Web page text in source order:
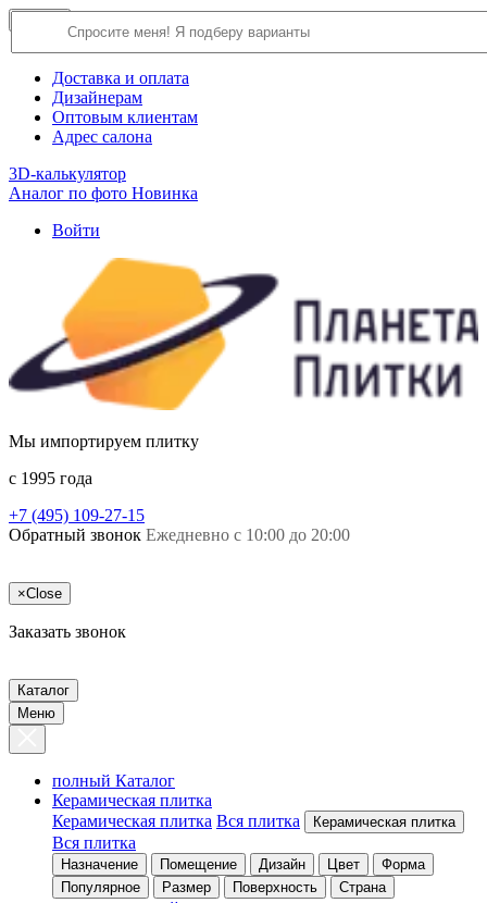
О компании
Доставка и оплата
Дизайнерам
Оптовым клиентам
Адрес салона
3D-калькулятор
Аналог по фото Новинка
Войти
Мы импортируем плитку
c 1995 года
+7 (495) 109-27-15
Обратный звонок Ежедневно с 10:00 до 20:00
×Close
Заказать звонок
Каталог
Меню
полный Каталог
Керамическая плитка
Керамическая плитка Вся плитка Керамическая плитка
Вся плитка
Назначение Помещение Дизайн Цвет
Форма
Популярное
Размер Поверхность Страна